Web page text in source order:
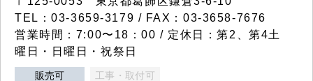
TEL：03-3659-3179 / FAX：03-3658-7676
営業時間：7:00〜18：00 / 定休日：第2、第4土
曜日・日曜日・祝祭日
販売可 工事・取付可